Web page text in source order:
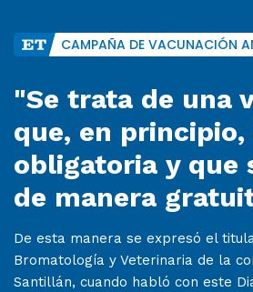
CAMPAÑA DE VACUNACIÓN
"Se trata de una
que, en principio,
obligatoria y que
de manera
De esta manera se expresó el
Bromatología y Veterinaria de la
Santillán, cuando habló con este